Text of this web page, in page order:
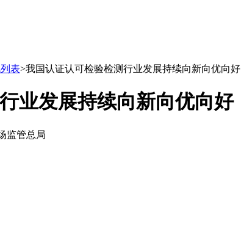
表>我国认证认可检验检测行业发展持续向新向优向好
业发展持续向新向优向好
监管总局